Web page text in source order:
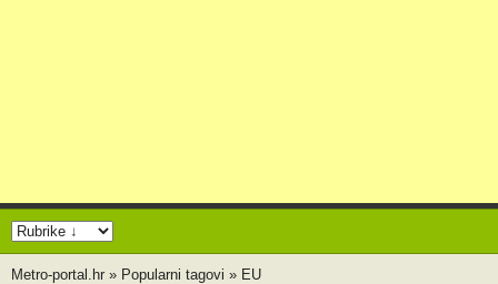
Metro-portal.hr » Popularni tagovi » EU